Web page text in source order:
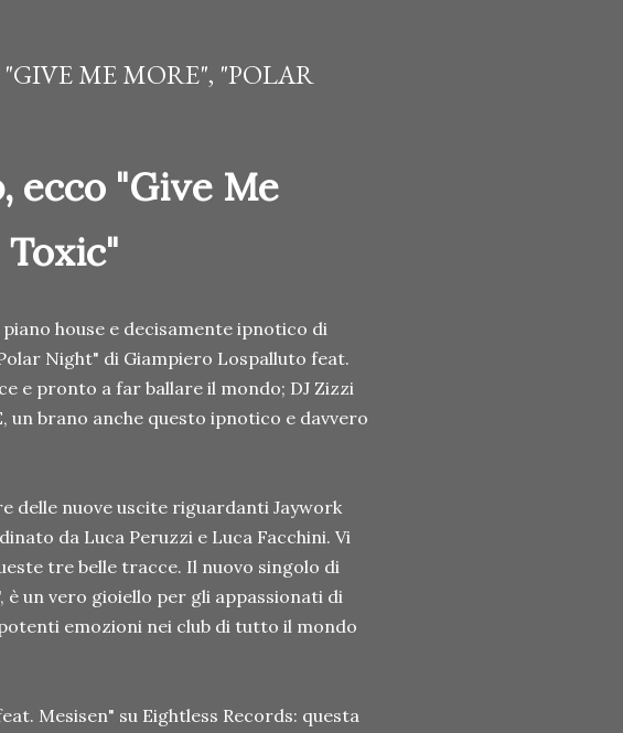
ME MORE", "POLAR
ecco "Give Me
house e decisamente ipnotico di
Night" di Giampiero Lospalluto feat.
e pronto a far ballare il mondo; DJ Zizzi
un brano anche questo ipnotico e davvero
delle nuove uscite riguardanti Jaywork
da Luca Peruzzi e Luca Facchini. Vi
tre belle tracce. Il nuovo singolo di
è un vero gioiello per gli appassionati di
emozioni nei club di tutto il mondo
Mesisen" su Eightless Records: questa